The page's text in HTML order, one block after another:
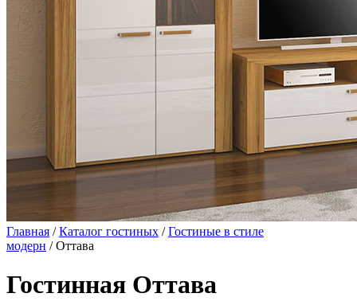
Главная /Каталог гостиных /Гостиные в стиле
модерн / Оттава
Гостинная Оттава